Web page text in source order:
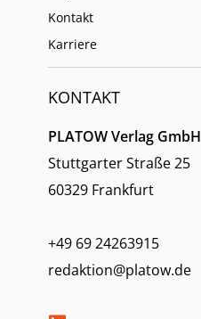
Kontakt
Karriere
KONTAKT
PLATOW Verlag GmbH
Stuttgarter Straße 25
60329 Frankfurt
+49 69 24263915
redaktion@platow.de